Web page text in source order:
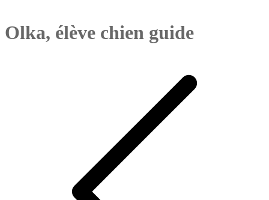
Olka, élève chien guide